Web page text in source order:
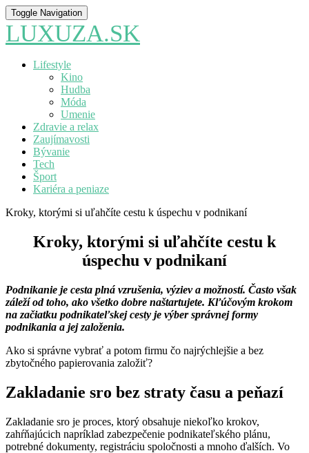
Toggle Navigation
LUXUZA.SK
Lifestyle
Kino
Hudba
Móda
Umenie
Zdravie a relax
Zaujímavosti
Bývanie
Tech
Šport
Kariéra a peniaze
Kroky, ktorými si uľahčíte cestu k úspechu v podnikaní
Kroky, ktorými si uľahčíte cestu k
úspechu v podnikaní
Podnikanie je cesta plná vzrušenia, výziev a možností. Často však
záleží od toho, ako všetko dobre naštartujete. Kľúčovým krokom
na začiatku podnikateľskej cesty je výber správnej formy
podnikania a jej založenia.
Ako si správne vybrať a potom firmu čo najrýchlejšie a bez
zbytočného papierovania založiť?
Zakladanie sro bez straty času a peňazí
Zakladanie sro je proces, ktorý obsahuje niekoľko krokov,
zahŕňajúcich napríklad zabezpečenie podnikateľského plánu,
potrebné dokumenty, registráciu spoločnosti a mnoho ďalších. Vo